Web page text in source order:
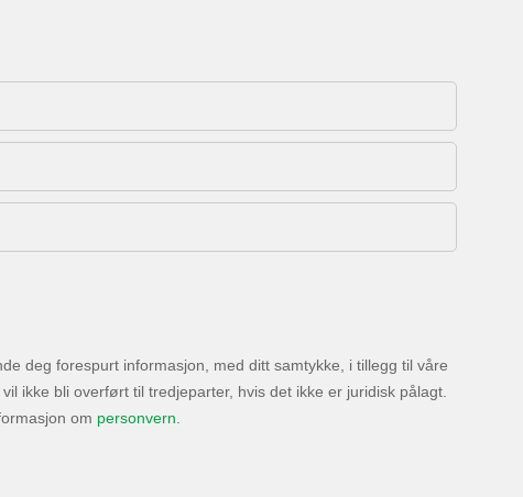
deg forespurt informasjon, med ditt samtykke, i tillegg til våre
ikke bli overført til tredjeparter, hvis det ikke er juridisk pålagt.
om personvern